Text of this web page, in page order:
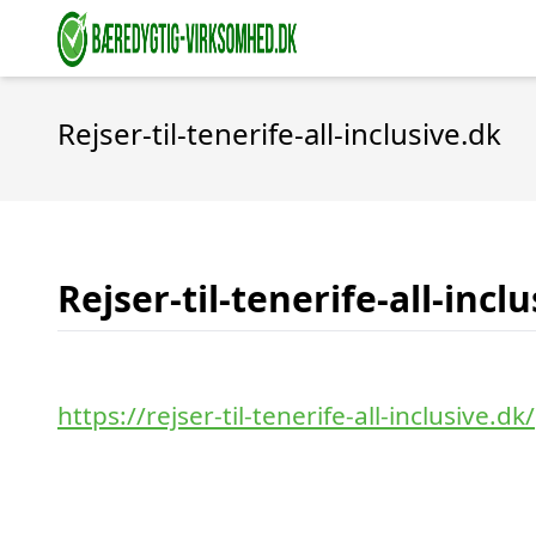
Rejser-til-tenerife-all-inclusive.dk
Rejser-til-tenerife-all-
https://rejser-til-tenerife-all-inclusive.dk/